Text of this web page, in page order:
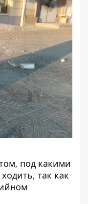
под какими
, так как